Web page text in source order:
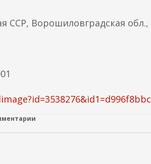
ССР, Ворошиловградская